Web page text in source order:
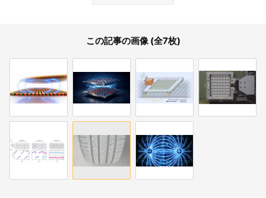
この記事の画像 (全7枚)